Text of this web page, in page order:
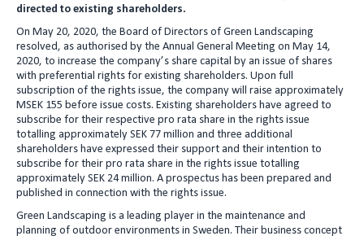
d
I
n
directed to existing shareholders.
On May 20, 2020, the Board of Directors of Green Landscaping
resolved, as authorised by the Annual General Meeting on May 14,
2020, to increase the company’s share capital by an issue of shares
with preferential rights for existing shareholders. Upon full
subscription of the rights issue, the company will raise approximately
MSEK 155 before issue costs. Existing shareholders have agreed to
subscribe for their respective pro rata share in the rights issue
totalling approximately SEK 77 million and three additional
shareholders have expressed their support and their intention to
subscribe for their pro rata share in the rights issue totalling
approximately SEK 24 million. A prospectus has been prepared and
published in connection with the rights issue.
Green Landscaping is a leading player in the maintenance and
planning of outdoor environments in Sweden. Their business concept